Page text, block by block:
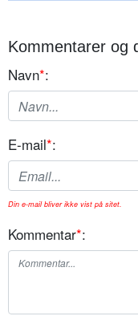
Kommentarer og
Navn*:
E-mail*:
Din e-mail bliver ikke vist på sitet.
Kommentar*: